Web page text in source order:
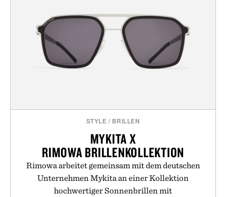
STYLE / BRILLEN
MYKITA X
RIMOWA BRILLENKOLLEKTION
Rimowa arbeitet gemeinsam mit dem deutschen
Unternehmen Mykita an einer Kollektion
hochwertiger Sonnenbrillen mit